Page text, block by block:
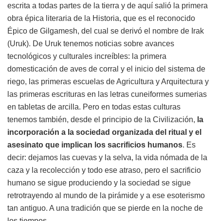
escrita a todas partes de la tierra y de aquí salió la primera
obra épica literaria de la Historia, que es el reconocido
Épico de Gilgamesh, del cual se derivó el nombre de Irak
(Uruk). De Uruk tenemos noticias sobre avances
tecnológicos y culturales increíbles: la primera
domesticación de aves de corral y el inicio del sistema de
riego, las primeras escuelas de Agricultura y Arquitectura y
las primeras escrituras en las letras cuneiformes sumerias
en tabletas de arcilla. Pero en todas estas culturas
tenemos también, desde el principio de la Civilización, la
incorporación a la sociedad organizada del ritual y el
asesinato que implican los sacrificios humanos. Es
decir: dejamos las cuevas y la selva, la vida nómada de la
caza y la recolección y todo ese atraso, pero el sacrificio
humano se sigue produciendo y la sociedad se sigue
retrotrayendo al mundo de la pirámide y a ese esoterismo
tan antiguo. A una tradición que se pierde en la noche de